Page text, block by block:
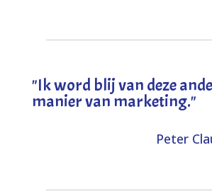
"Ik word blij van deze
manier van marketing."
Peter